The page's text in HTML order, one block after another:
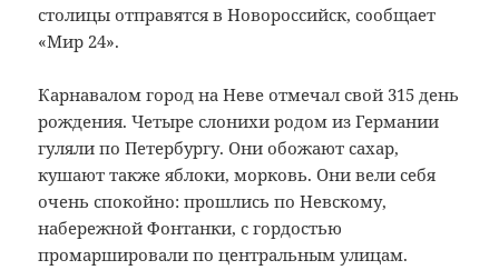
столицы отправятся в Новороссийск, сообщает
«Мир 24».
Карнавалом город на Неве отмечал свой 315 день
рождения. Четыре слонихи родом из Германии
гуляли по Петербургу. Они обожают сахар,
кушают также яблоки, морковь. Они вели себя
очень спокойно: прошлись по Невскому,
набережной Фонтанки, с гордостью
промаршировали по центральным улицам.